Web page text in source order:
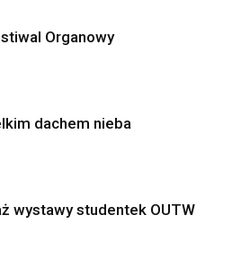
Organowy
dachem nieba
wystawy studentek OUTW